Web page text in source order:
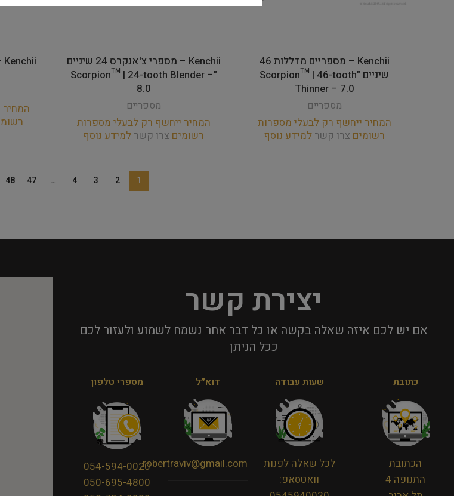
Kenchii – מספריים מדללות 46
שיניים "Scorpion™ | 46-tooth
Thinner – 7.0
מספריים
המחיר ייחשף רק לבעלי מספרות
רשומים צרו קשר למידע נוסף
Kenchii – מספרי צ'אנקרס 24 שיניים
"Scorpion™ | 24-tooth Blender –
8.0
מספריים
המחיר ייחשף רק לבעלי מספרות
רשומים צרו קשר למידע נוסף
1
2
3
4
…
47
48
יצירת קשר
אם יש לכם איזה שאלה בקשה או כל דבר אחר נשמח לשמוע ולעזור לכם
ככל הניתן​
כתובת
הכתובת
התנופה 4
שעות עבודה
לכל שאלה לפנות
וואטסאפ:
דוא״ל
robertraviv@gmail.com
מספרי טלפון
054-594-0020
050-695-4800